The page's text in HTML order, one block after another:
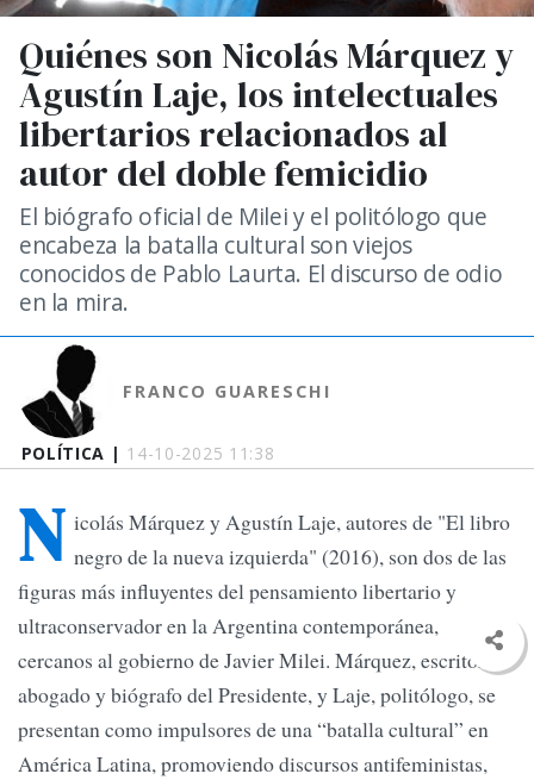
POLÍTICA | 14-10-2025 11:38
Quiénes son Nicolás Márquez y
Agustín Laje, los intelectuales
libertarios relacionados al
autor del doble femicidio
El biógrafo oficial de Milei y el politólogo que
encabeza la batalla cultural son viejos
conocidos de Pablo Laurta. El discurso de odio
en la mira.
FRANCO GUARESCHI
N icolás Márquez y Agustín Laje, autores de "El libro
negro de la nueva izquierda" (2016), son dos de las
figuras más influyentes del pensamiento libertario y
ultraconservador en la Argentina contemporánea,
cercanos al gobierno de Javier Milei. Márquez, escritor,
abogado y biógrafo del Presidente, y Laje, politólogo, se
presentan como impulsores de una “batalla cultural” en
América Latina, promoviendo discursos antifeministas,